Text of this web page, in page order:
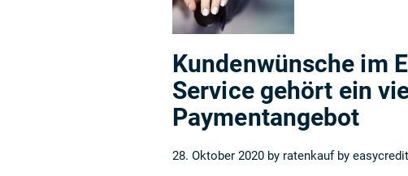
Kundenwünsche im
Service gehört ein
Paymentangebot
28. Oktober 2020 by ratenkauf by easycredit